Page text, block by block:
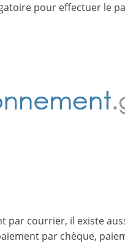
pour effectuer le
par courrier, il existe
par chèque,